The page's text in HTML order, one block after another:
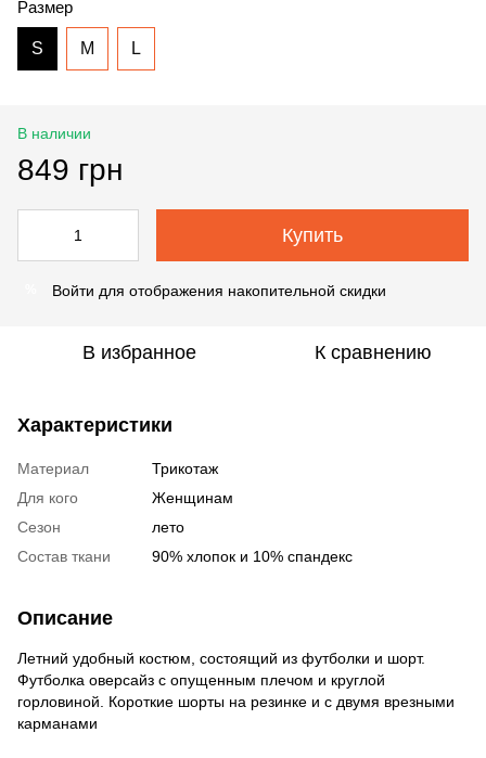
Размер
S M L
В наличии
849 грн
Купить
Войти для отображения накопительной скидки
В избранное К сравнению
Характеристики
Материал
Трикотаж
Для кого
Женщинам
Сезон
лето
Состав ткани
90% хлопок и 10% спандекс
Описание
Летний удобный костюм, состоящий из футболки и шорт.
Футболка оверсайз с опущенным плечом и круглой
горловиной. Короткие шорты на резинке и с двумя врезными
карманами